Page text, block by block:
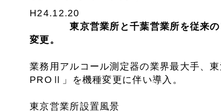
H24.12.20
東京営業所と千葉営業所を従来
変更。
業務用アルコール測定器の業界最大手、
PROⅡ」を機種変更に伴い導入。
東京営業所設置風景